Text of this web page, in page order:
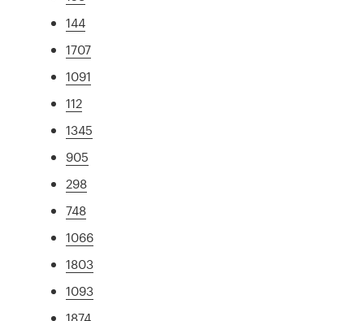
144
1707
1091
112
1345
905
298
748
1066
1803
1093
1874